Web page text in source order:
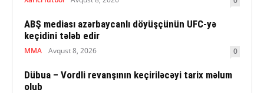
ABŞ mediası azərbaycanlı döyüşçünün UFC-yə
keçidini tələb edir
MMA Avqust 8, 2026 0
Dübua – Vordli revanşının keçiriləcəyi tarix məlum
olub